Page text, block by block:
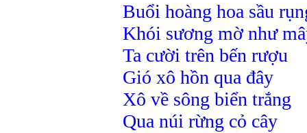
Buổi hoàng hoa sầu
Khói sương mờ như
Ta cười trên bến rượu
Gió xô hồn qua đây
Xô về sông biển trắng
Qua núi rừng cỏ cây